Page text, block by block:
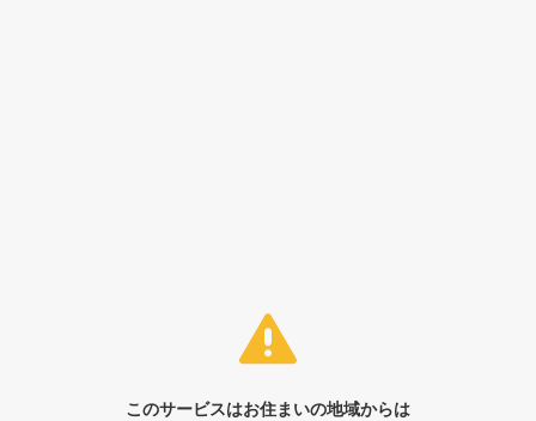
このサービスはお住まいの地域からは